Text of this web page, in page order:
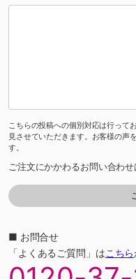
こちらの投稿への個別対応は行って
見させていただきます。お客様の声
す。
ご注文にかかわるお問い合わせ
■ お問合せ
「よくあるご質問」はこちら